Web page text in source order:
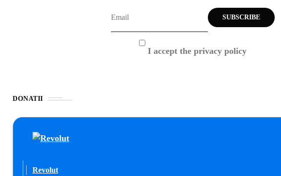
I accept the privacy policy
DONATII
Revolut